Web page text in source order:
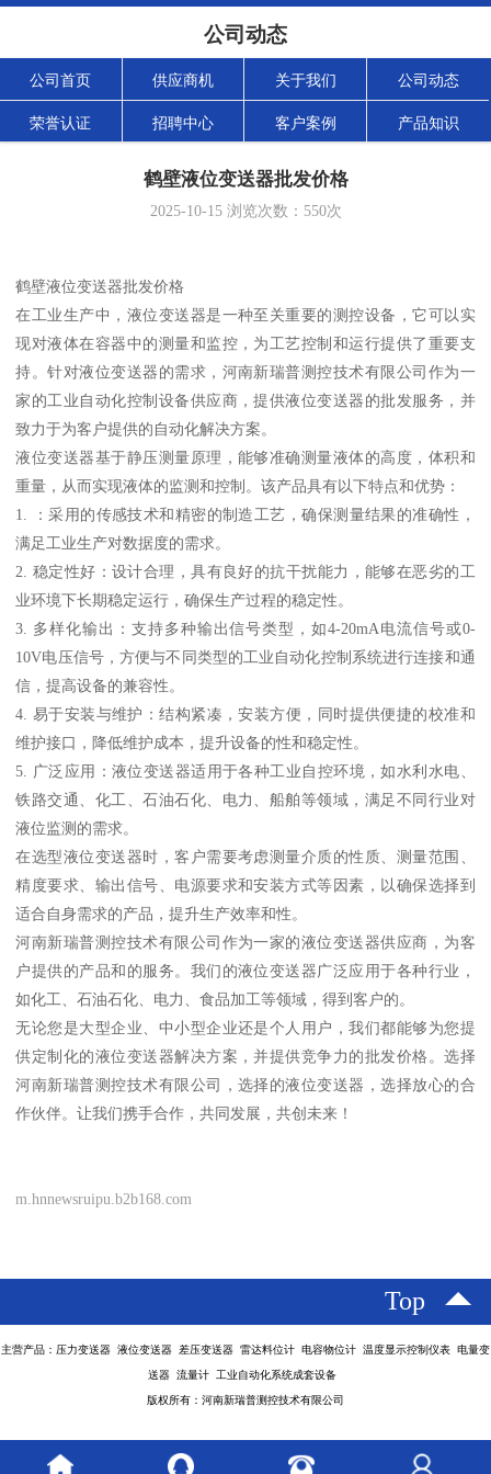
公司动态
公司首页 供应商机 关于我们 公司动态
荣誉认证 招聘中心 客户案例 产品知识
鹤壁液位变送器批发价格
2025-10-15浏览次数： 550次
鹤壁液位变送器批发价格
在工业生产中，液位变送器是一种至关重要的测控设备，它可以实
现对液体在容器中的测量和监控，为工艺控制和运行提供了重要支
持。针对液位变送器的需求，河南新瑞普测控技术有限公司作为一
家的工业自动化控制设备供应商，提供液位变送器的批发服务，并
致力于为客户提供的自动化解决方案。
液位变送器基于静压测量原理，能够准确测量液体的高度，体积和
重量，从而实现液体的监测和控制。该产品具有以下特点和优势：
1. ：采用的传感技术和精密的制造工艺，确保测量结果的准确性，
满足工业生产对数据度的需求。
2. 稳定性好：设计合理，具有良好的抗干扰能力，能够在恶劣的工
业环境下长期稳定运行，确保生产过程的稳定性。
3. 多样化输出：支持多种输出信号类型，如4-20mA电流信号或0-
10V电压信号，方便与不同类型的工业自动化控制系统进行连接和通
信，提高设备的兼容性。
4. 易于安装与维护：结构紧凑，安装方便，同时提供便捷的校准和
维护接口，降低维护成本，提升设备的性和稳定性。
5. 广泛应用：液位变送器适用于各种工业自控环境，如水利水电、
铁路交通、化工、石油石化、电力、船舶等领域，满足不同行业对
液位监测的需求。
在选型液位变送器时，客户需要考虑测量介质的性质、测量范围、
精度要求、输出信号、电源要求和安装方式等因素，以确保选择到
适合自身需求的产品，提升生产效率和性。
河南新瑞普测控技术有限公司作为一家的液位变送器供应商，为客
户提供的产品和的服务。我们的液位变送器广泛应用于各种行业，
如化工、石油石化、电力、食品加工等领域，得到客户的。
无论您是大型企业、中小型企业还是个人用户，我们都能够为您提
供定制化的液位变送器解决方案，并提供竞争力的批发价格。选择
河南新瑞普测控技术有限公司，选择的液位变送器，选择放心的合
作伙伴。让我们携手合作，共同发展，共创未来！
m.hnnewsruipu.b2b168.com
Top
主营产品：压力变送器 液位变送器 差压变送器 雷达料位计 电容物位计 温度显示控制仪表 电量变
送器 流量计 工业自动化系统成套设备
版权所有：河南新瑞普测控技术有限公司